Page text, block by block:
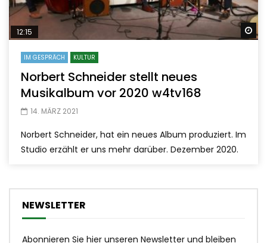
12:15
IM GESPRÄCH KULTUR
Norbert Schneider stellt neues
Musikalbum vor 2020 w4tv168
14. MÄRZ 2021
Norbert Schneider, hat ein neues Album produziert. Im
Studio erzählt er uns mehr darüber. Dezember 2020.
NEWSLETTER
Abonnieren Sie hier unseren Newsletter und bleiben